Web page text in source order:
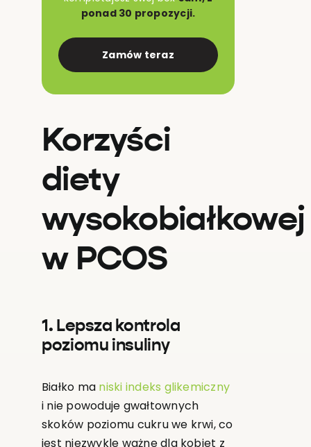
ponad 30 propozycji.
Zamów teraz
Korzyści
diety
wysokobiałkowej
w PCOS
1. Lepsza kontrola
poziomu insuliny
Białko ma niski indeks glikemiczny
i nie powoduje gwałtownych
skoków poziomu cukru we krwi, co
jest niezwykle ważne dla kobiet z